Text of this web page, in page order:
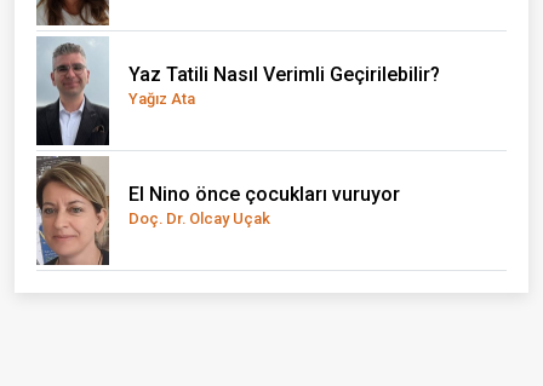
Yaz Tatili Nasıl Verimli Geçirilebilir?
Yağız Ata
El Nino önce çocukları vuruyor
Doç. Dr. Olcay Uçak